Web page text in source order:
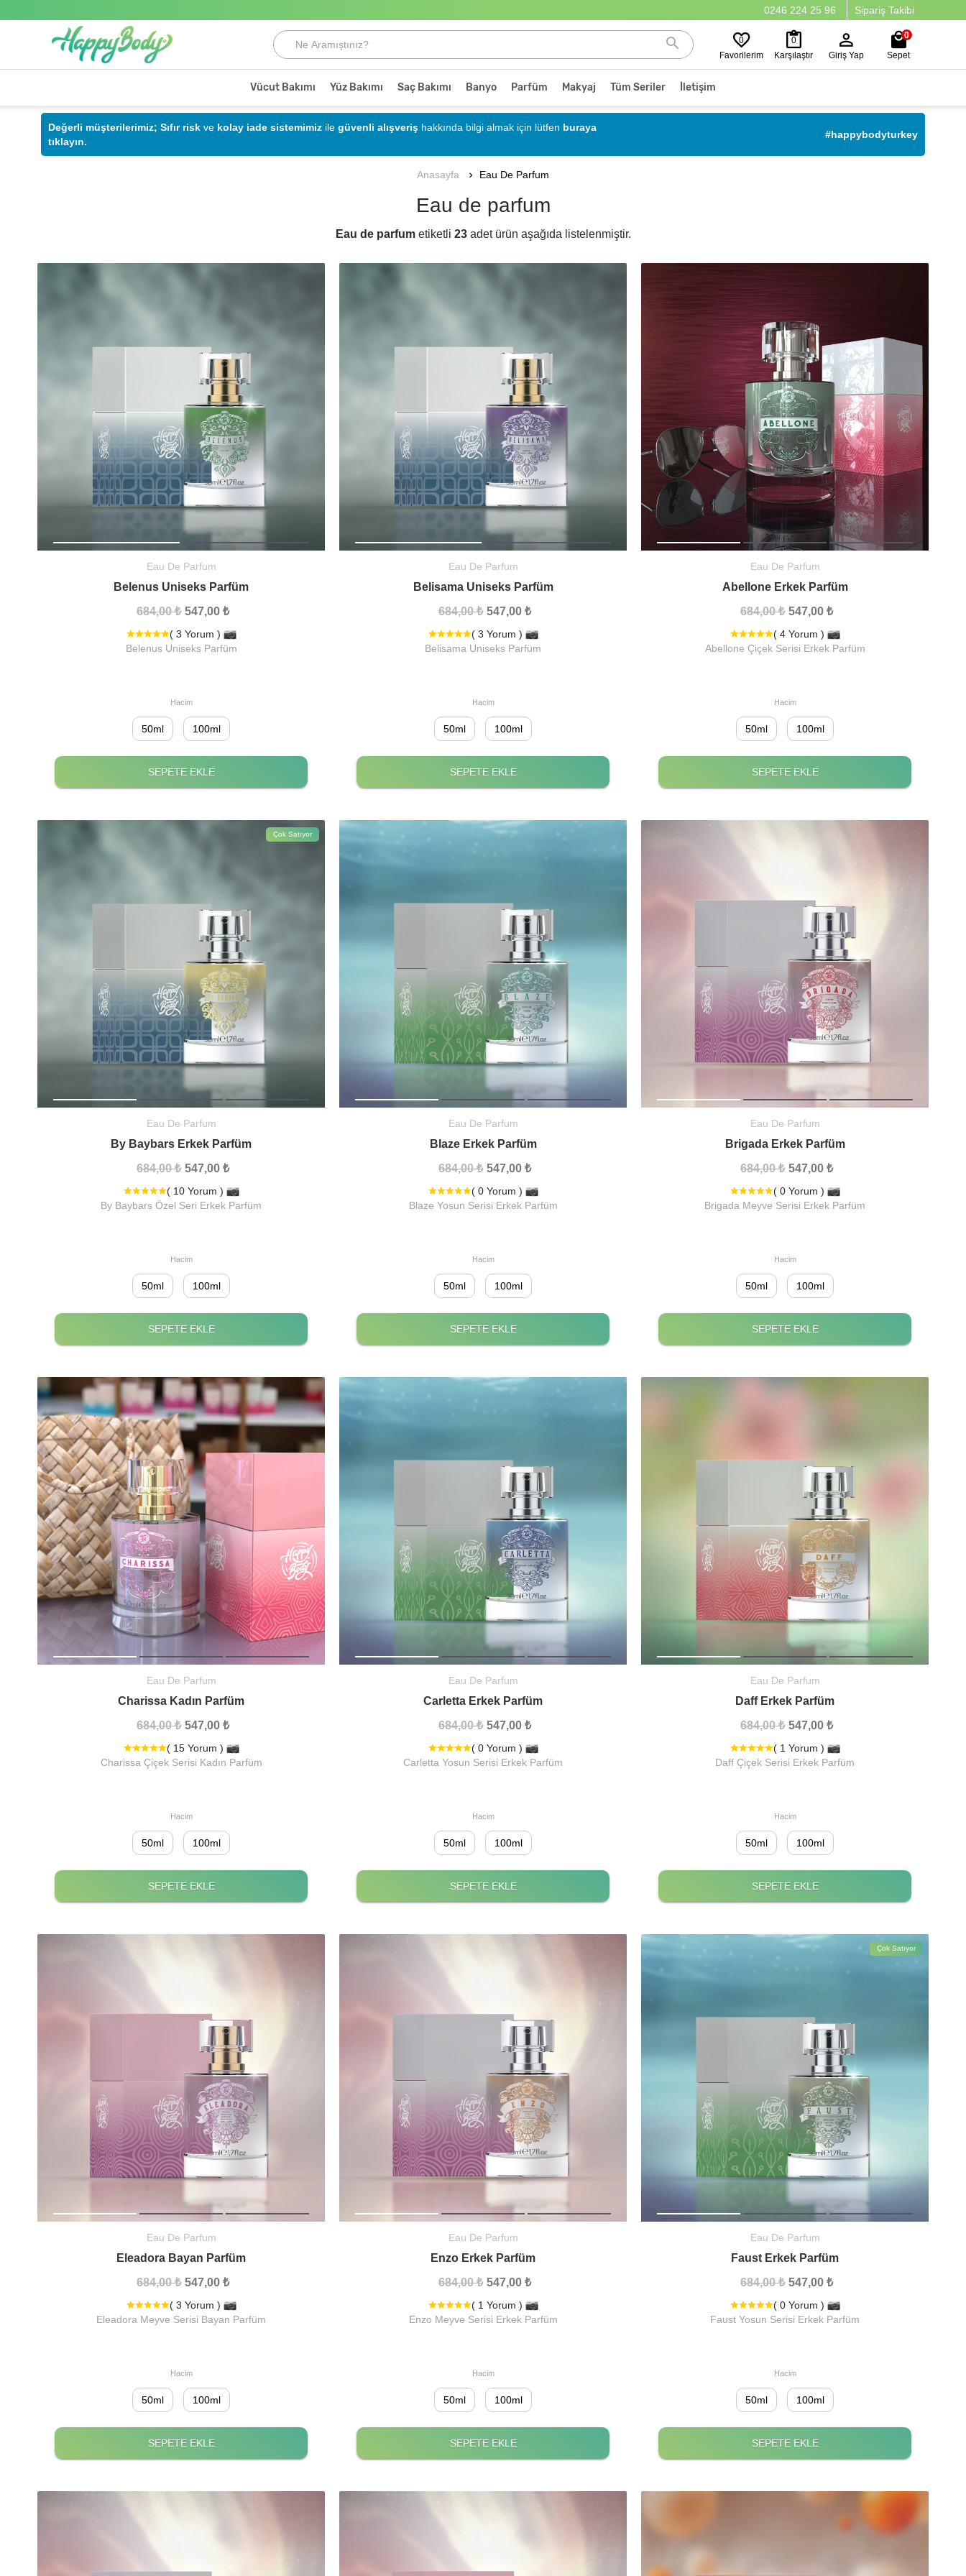
0246 224 25 96 Sipariş Takibi
0
Favorilerim
0
Karşılaştır
Giriş Yap
0
Sepet
Vücut Bakımı Yüz Bakımı Saç Bakımı Banyo Parfüm Makyaj Tüm Seriler İletişim
Değerli müşterilerimiz; Sıfır risk ve kolay iade sistemimiz ile güvenli alışveriş hakkında bilgi almak için lütfen buraya
tıklayın.
#happybodyturkey
Anasayfa Eau De Parfum
Eau de parfum
Eau de parfumetiketli 23adet ürün aşağıda listelenmiştir.
Eau De Parfum
Belenus Uniseks Parfüm
684,00 ₺ 547,00 ₺
( 3 Yorum )
Belenus Uniseks Parfüm
Hacim
50ml 100ml
SEPETE EKLE
Eau De Parfum
Belisama Uniseks Parfüm
684,00 ₺ 547,00 ₺
( 3 Yorum )
Belisama Uniseks Parfüm
Hacim
50ml 100ml
SEPETE EKLE
Eau De Parfum
Abellone Erkek Parfüm
684,00 ₺ 547,00 ₺
( 4 Yorum )
Abellone Çiçek Serisi Erkek Parfüm
Hacim
50ml 100ml
SEPETE EKLE
Çok Satıyor
Eau De Parfum
By Baybars Erkek Parfüm
684,00 ₺ 547,00 ₺
( 10 Yorum )
By Baybars Özel Seri Erkek Parfüm
Hacim
50ml 100ml
SEPETE EKLE
Eau De Parfum
Blaze Erkek Parfüm
684,00 ₺ 547,00 ₺
( 0 Yorum )
Blaze Yosun Serisi Erkek Parfüm
Hacim
50ml 100ml
SEPETE EKLE
Eau De Parfum
Brigada Erkek Parfüm
684,00 ₺ 547,00 ₺
( 0 Yorum )
Brigada Meyve Serisi Erkek Parfüm
Hacim
50ml 100ml
SEPETE EKLE
Eau De Parfum
Charissa Kadın Parfüm
684,00 ₺ 547,00 ₺
( 15 Yorum )
Charissa Çiçek Serisi Kadın Parfüm
Hacim
50ml 100ml
SEPETE EKLE
Eau De Parfum
Carletta Erkek Parfüm
684,00 ₺ 547,00 ₺
( 0 Yorum )
Carletta Yosun Serisi Erkek Parfüm
Hacim
50ml 100ml
SEPETE EKLE
Eau De Parfum
Daff Erkek Parfüm
684,00 ₺ 547,00 ₺
( 1 Yorum )
Daff Çiçek Serisi Erkek Parfüm
Hacim
50ml 100ml
SEPETE EKLE
Eau De Parfum
Eleadora Bayan Parfüm
684,00 ₺ 547,00 ₺
( 3 Yorum )
Eleadora Meyve Serisi Bayan Parfüm
Hacim
50ml 100ml
SEPETE EKLE
Eau De Parfum
Enzo Erkek Parfüm
684,00 ₺ 547,00 ₺
( 1 Yorum )
Enzo Meyve Serisi Erkek Parfüm
Hacim
50ml 100ml
SEPETE EKLE
Çok Satıyor
Eau De Parfum
Faust Erkek Parfüm
684,00 ₺ 547,00 ₺
( 0 Yorum )
Faust Yosun Serisi Erkek Parfüm
Hacim
50ml 100ml
SEPETE EKLE